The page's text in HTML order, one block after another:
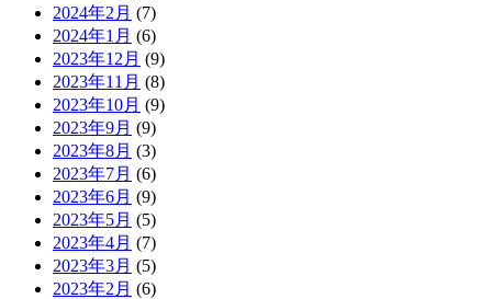
2024年2月 (7)
2024年1月 (6)
2023年12月 (9)
2023年11月 (8)
2023年10月 (9)
2023年9月 (9)
2023年8月 (3)
2023年7月 (6)
2023年6月 (9)
2023年5月 (5)
2023年4月 (7)
2023年3月 (5)
2023年2月 (6)